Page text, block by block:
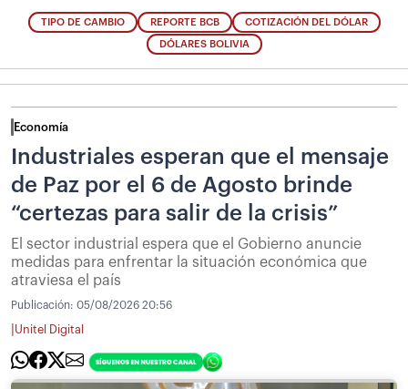
TIPO DE CAMBIO REPORTE BCB COTIZACIÓN DEL DÓLAR
DÓLARES BOLIVIA
Economía
Industriales esperan que el mensaje
de Paz por el 6 de Agosto brinde
“certezas para salir de la crisis”
El sector industrial espera que el Gobierno anuncie
medidas para enfrentar la situación económica que
atraviesa el país
Publicación: 05/08/2026 20:56
Unitel Digital